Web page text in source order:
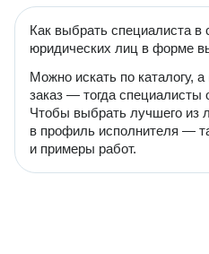
Как выбрать специалиста в
юридических лиц в форме
Можно искать по каталогу,
заказ — тогда специалисты
Чтобы выбрать лучшего из
в профиль исполнителя —
и примеры работ.